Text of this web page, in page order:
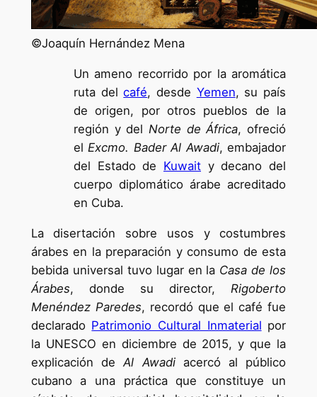
©Joaquín Hernández Mena
Un ameno recorrido por la aromática
ruta delcafé, desde Yemen, su país
de origen, por otros pueblos de la
región y del Norte de África, ofreció
elExcmo. Bader Al Awadi, embajador
del Estado de Kuwait y decano del
cuerpo diplomático árabe acreditado
en Cuba.
La disertación sobre usos y costumbres
árabes en la preparación y consumo de esta
bebida universal tuvo lugar en la Casa de los
Árabes, donde su director, Rigoberto
Menéndez Paredes, recordó que el café fue
declarado Patrimonio Cultural Inmaterial por
la UNESCO en diciembre de 2015, y que la
explicación deAl Awadiacercó al público
cubano a una práctica que constituye un